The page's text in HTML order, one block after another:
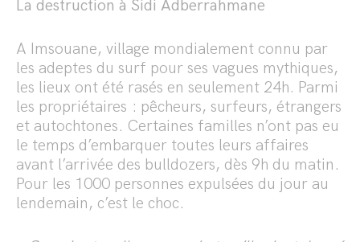
La destruction à Sidi Adberrahmane
A Imsouane, village mondialement connu par
les adeptes du surf pour ses vagues mythiques,
les lieux ont été rasés en seulement 24h. Parmi
les propriétaires : pêcheurs, surfeurs, étrangers
et autochtones. Certaines familles n’ont pas eu
le temps d’embarquer toutes leurs affaires
avant l’arrivée des bulldozers, dès 9h du matin.
Pour les 1000 personnes expulsées du jour au
lendemain, c’est le choc.